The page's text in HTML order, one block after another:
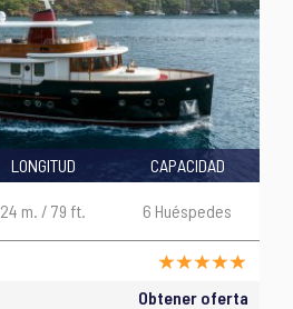
LONGITUD
24 m. / 79 ft.
CAPACIDAD
6 Huéspedes
Obtener oferta